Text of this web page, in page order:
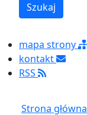
Szukaj
mapa strony
kontakt
RSS
Strona główna